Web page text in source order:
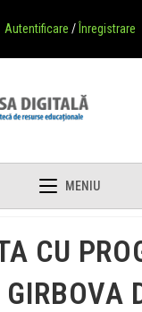
Autentificare / Înregistrare
MENIU
CU